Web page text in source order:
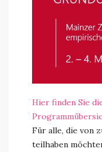
Hier finden Sie
Für alle, die von
teilhaben